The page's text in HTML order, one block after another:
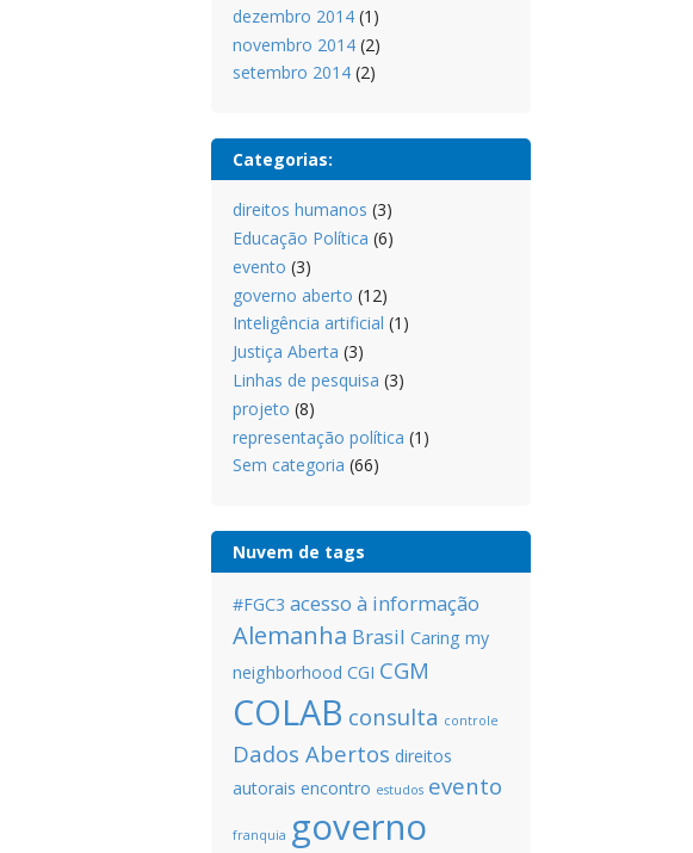
dezembro 2014(1)
novembro 2014(2)
setembro 2014(2)
Categorias:
direitos humanos (3)
Educação Política (6)
evento (3)
governo aberto (12)
Inteligência artificial (1)
Justiça Aberta (3)
Linhas de pesquisa (3)
projeto (8)
representação política (1)
Sem categoria (66)
Nuvem de tags
#FGC3 acesso à informação
Alemanha Brasil Caring my
neighborhood CGI CGM
COLAB consulta controle
Dados Abertos direitos
autorais encontro estudos evento
franquia governo